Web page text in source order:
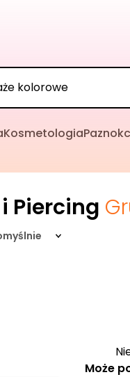
Kosmetologia
Piercing
Może